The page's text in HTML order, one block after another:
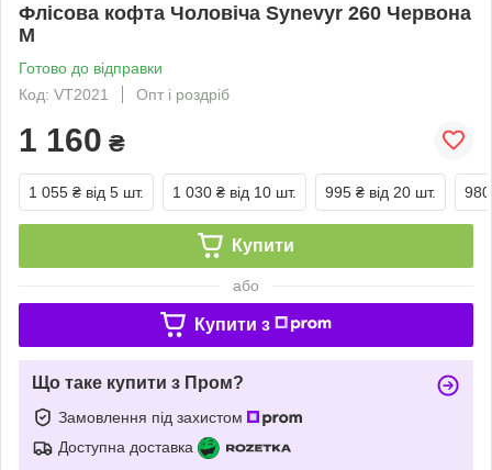
Флісова кофта Чоловіча Synevyr 260 Червона
M
Готово до відправки
Код: VT2021
Опт і роздріб
1 160 ₴
1 055 ₴ від 5 шт. 1 030 ₴ від 10 шт. 995 ₴ від 20 шт.
Купити
або
Купити з
Що таке купити з Пром?
Замовлення під захистом
Доступна доставка